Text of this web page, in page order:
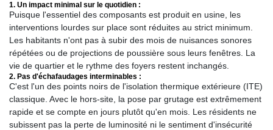
1. Un impact minimal sur le quotidien :
Puisque l'essentiel des composants est produit en usine, les
interventions lourdes sur place sont réduites au strict minimum.
Les habitants n'ont pas à subir des mois de nuisances sonores
répétées ou de projections de poussière sous leurs fenêtres. La
vie de quartier et le rythme des foyers restent inchangés.
2. Pas d'échafaudages interminables :
C'est l'un des points noirs de l'isolation thermique extérieure (ITE)
classique. Avec le hors-site, la pose par grutage est extrêmement
rapide et se compte en jours plutôt qu'en mois. Les résidents ne
subissent pas la perte de luminosité ni le sentiment d'insécurité